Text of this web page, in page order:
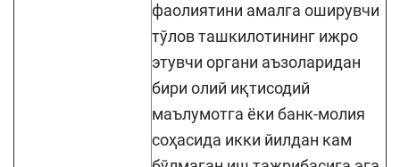
фаолиятини амалга оширувчи
тўлов ташкилотининг ижро
этувчи органи аъзоларидан
бири олий иқтисодий
маълумотга ёки банк-молия
соҳасида икки йилдан кам